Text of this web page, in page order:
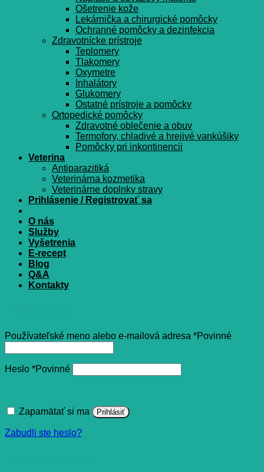
Ošetrenie kože
Lekárnička a chirurgické pomôcky
Ochranné pomôcky a dezinfekcia
Zdravotnícke prístroje
Teplomery
Tlakomery
Oxymetre
Inhalátory
Glukomery
Ostatné prístroje a pomôcky
Ortopedické pomôcky
Zdravotné oblečenie a obuv
Termofory, chladivé a hrejivé vankúšiky
Pomôcky pri inkontinencii
Veterina
Antiparazitiká
Veterinárna kozmetika
Veterinárne doplnky stravy
Prihlásenie / Registrovať sa
O nás
Služby
Vyšetrenia
E-recept
Blog
Q&A
Kontakty
Používateľské meno alebo e-mailová adresa *Povinné
Heslo *Povinné
Zapamätať si ma Prihlásiť
Zabudli ste heslo?